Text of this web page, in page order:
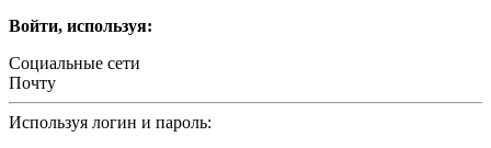
Войти, используя:
Социальные сети
Почту
Используя логин и пароль: